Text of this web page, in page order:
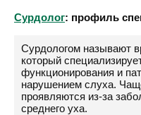
Сурдолог: профиль
Сурдологом называют
который
функционирования и
нарушением слуха.
проявляются из-за
среднего уха.